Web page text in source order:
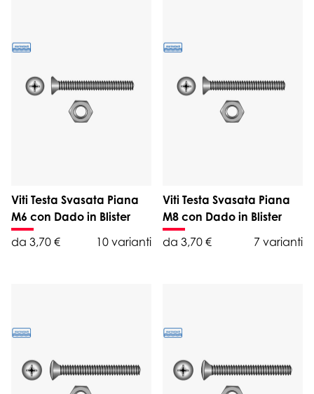
Viti Testa Svasata Piana
M6 con Dado in Blister
da 3,70 €
10 varianti
Viti Testa Svasata Piana
M8 con Dado in Blister
da 3,70 €
7 varianti